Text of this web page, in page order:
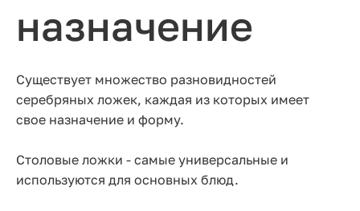
назначение
Существует множество разновидностей
серебряных ложек, каждая из которых имеет
свое назначение и форму.
Столовые ложки - самые универсальные и
используются для основных блюд.